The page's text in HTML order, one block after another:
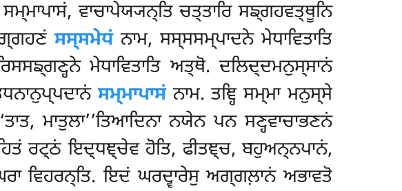
ਵਾਚਾਪੇਯ੍ਯਨ੍ਤਿ ਚਤ੍ਤਾਰਿ ਸਙ੍ਗਹਵਤ੍ਥੂਨਿ
ਸਸ੍ਸਮੇਧਂਨਾਮ, ਸਸ੍ਸਸਮ੍ਪਾਦਨੇ ਮੇਧਾਵਿਤਾਤਿ
ਮੇਧਾਵਿਤਾਤਿ ਅਤ੍ਥੋ. ਦਲਿਦ੍ਦਮਨੁਸ੍ਸਾਨਂ
ਸਮ੍ਮਾਪਾਸਂਨਾਮ. ਤਞ੍ਹਿ ਸਮ੍ਮਾ ਮਨੁਸ੍ਸੇ
ਮਾਤੁਲਾ’’ਤਿਆਦਿਨਾ ਨਯੇਨ ਪਨ ਸਣ੍ਹਵਾਚਾਭਣਨਂ
ਰਟ੍ਠਂ ਇਦ੍ਧਞ੍ਚੇਵ ਹੋਤਿ, ਫੀਤਞ੍ਚ, ਬਹੁਅਨ੍ਨਪਾਨਂ,
ਵਿਹਰਨ੍ਤਿ. ਇਦਂ ਘਰਦ੍ਵਾਰੇਸੁ ਅਗ੍ਗਲ਼ਾਨਂ ਅਭਾਵਤੋ